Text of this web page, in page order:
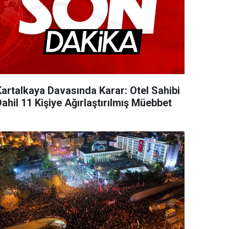
Davasında Karar: Otel Sahibi
11 Kişiye Ağırlaştırılmış Müebbet